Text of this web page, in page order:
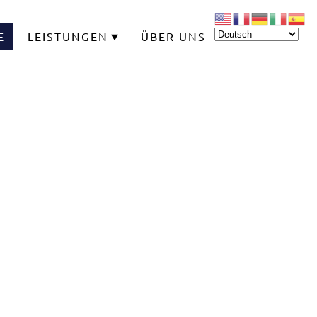
LEISTUNGEN ÜBER UNS KONTAKT